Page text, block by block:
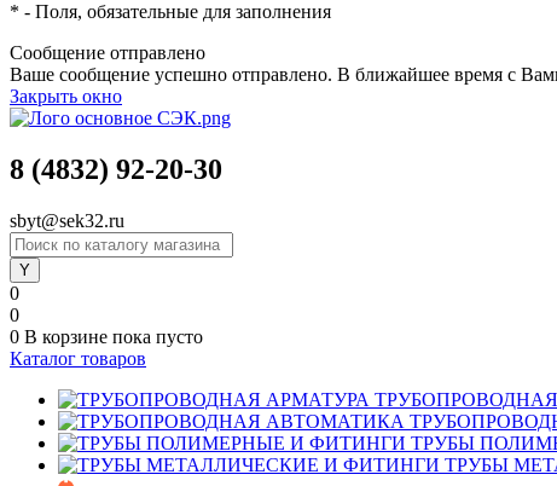
* - Поля, обязательные для заполнения
Сообщение отправлено
Ваше сообщение успешно отправлено. В ближайшее время с
Закрыть окно
8 (4832) 92-20-30
sbyt@sek32.ru
0
0
0 В корзине пока пусто
Каталог товаров
ТРУБЫ
ТРУБЫ